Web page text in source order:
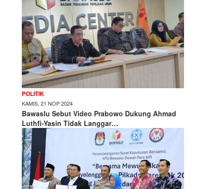
POLITIK
KAMIS, 21 NOP 2024
Bawaslu Sebut Video Prabowo Dukung Ahmad
Luthfi-Yasin Tidak Langgar…